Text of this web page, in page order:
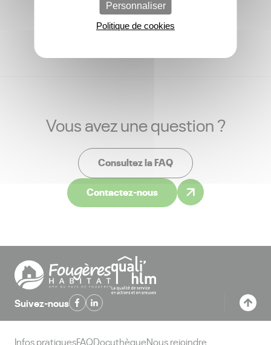
Vous avez une question ?
Consultez la FAQ
Contactez-nous
Suivez-nous
Infos pratiquesFAQDocuthèqueNous rejoindre
Personnaliser
Politique de cookies